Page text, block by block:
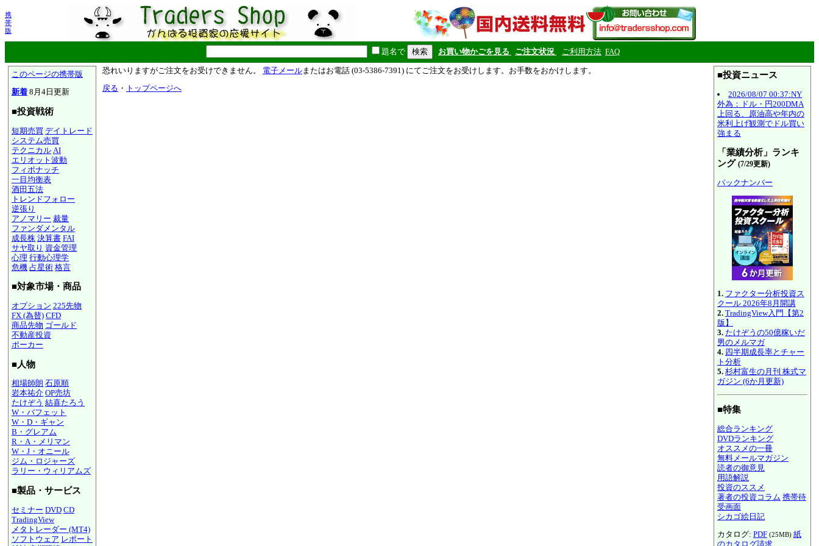
携
帯
版
題名で お買い物かごを見る ご注文状況 ご利用方法 FAQ
このページの携帯版
新着 8月4日更新
■投資戦術
短期売買 デイトレード
システム売買
テクニカル AI
エリオット波動
フィボナッチ
一目均衡表
酒田五法
トレンドフォロー
逆張り
アノマリー 裁量
ファンダメンタル
成長株 決算書 FAI
サヤ取り 資金管理
心理 行動心理学
危機 占星術 格言
■対象市場・商品
オプション 225先物
FX (為替) CFD
商品先物 ゴールド
不動産投資
ポーカー
■人物
相場師朗 石原順
岩本祐介 OP売坊
たけぞう 結喜たろう
W・バフェット
W・D・ギャン
B・グレアム
R・A・メリマン
W・J・オニール
ジム・ロジャーズ
ラリー・ウィリアムズ
■製品・サービス
セミナー DVD CD
TradingView
メタトレーダー (MT4)
ソフトウェア レポート
恐れいりますがご注文をお受けできません。 電子メールまたはお電話 (03-5386-7391) にてご注文をお受けします。お手数をおかけします。
戻る ・ トップページへ
■投資ニュース
2026/08/07 00:37:NY
外為：ドル・円200DMA
上回る、原油高や年内の
米利上げ観測でドル買い
強まる
「業績分析」ランキ
ング (7/29更新)
バックナンバー
1. ファクター分析投資ス
クール 2026年8月開講
2. TradingView入門【第2
版】
3. たけぞうの50億稼いだ
男のメルマガ
4. 四半期成長率とチャー
ト分析
5. 杉村富生の月刊 株式マ
ガジン (6か月更新)
■特集
総合ランキング
DVDランキング
オススメの一冊
無料メールマガジン
読者の御意見
用語解説
投資のススメ
著者の投資コラム 携帯待
受画面
シカゴ絵日記
カタログ: PDF (25MB) 紙
のカタログ請求